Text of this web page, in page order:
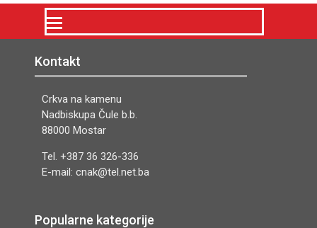
Kontakt
Crkva na kamenu
Nadbiskupa Čule b.b.
88000 Mostar
Tel. +387 36 326-336
E-mail: cnak@tel.net.ba
Popularne kategorije